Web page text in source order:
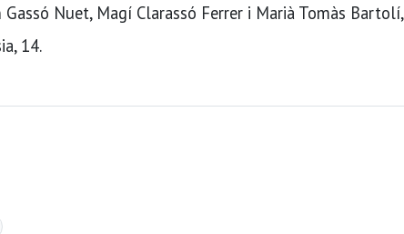
Nuet, Magí Clarassó Ferrer i Marià Tomàs Bartolí,
14.